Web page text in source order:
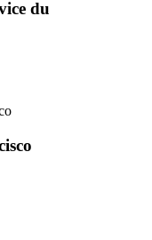
du